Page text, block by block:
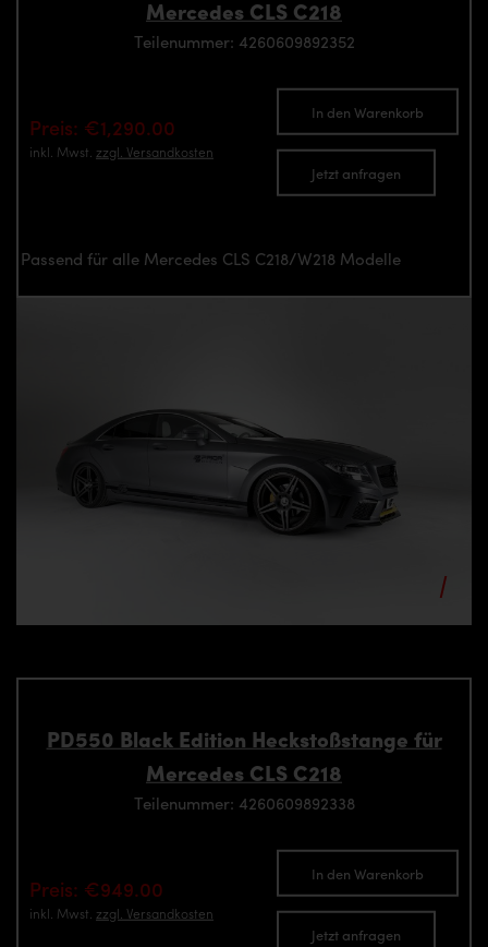
Mercedes CLS C218
Teilenummer: 4260609892352
Preis: €1,290.00
inkl. Mwst. zzgl. Versandkosten
In den Warenkorb
Jetzt anfragen
Passend für alle Mercedes CLS C218/W218 Modelle
PD550 Black Edition Heckstoßstange für
Mercedes CLS C218
Teilenummer: 4260609892338
Preis: €949.00
inkl. Mwst. zzgl. Versandkosten
In den Warenkorb
Jetzt anfragen